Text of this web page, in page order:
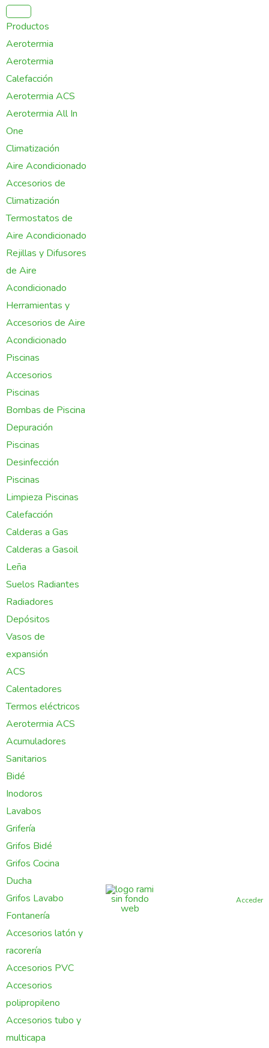
contenido
Productos
Aerotermia
Aerotermia
Calefacción
Aerotermia ACS
Aerotermia All In
One
Climatización
Aire Acondicionado
Accesorios de
Climatización
Termostatos de
Aire Acondicionado
Rejillas y Difusores
de Aire
Acondicionado
Herramientas y
Accesorios de Aire
Acondicionado
Piscinas
Accesorios
Piscinas
Bombas de Piscina
Depuración
Piscinas
Desinfección
Piscinas
Limpieza Piscinas
Calefacción
Calderas a Gas
Calderas a Gasoil
Leña
Suelos Radiantes
Radiadores
Depósitos
Vasos de
expansión
ACS
Calentadores
Termos eléctricos
Aerotermia ACS
Acumuladores
Sanitarios
Bidé
Inodoros
Lavabos
Grifería
Grifos Bidé
Grifos Cocina
Ducha
Grifos Lavabo
Fontanería
Accesorios latón y
racorería
Accesorios PVC
Accesorios
polipropileno
Accesorios tubo y
multicapa
Acceder